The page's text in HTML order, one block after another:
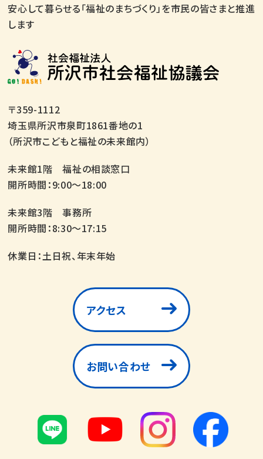
安心して暮らせる「福祉のまちづくり」を市民の皆さまと推進
します
〒359-1112
埼玉県所沢市泉町1861番地の1
（所沢市こどもと福祉の未来館内）
未来館1階 福祉の相談窓口
開所時間：9:00～18:00
未来館3階 事務所
開所時間：8:30～17:15
休業日：土日祝、年末年始
アクセス
お問い合わせ